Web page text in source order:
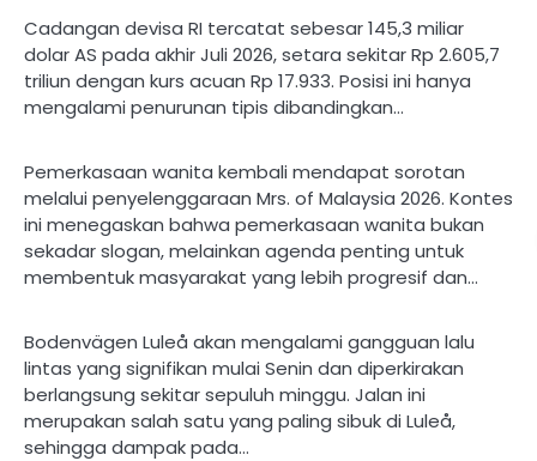
Cadangan devisa RI tercatat sebesar 145,3 miliar
dolar AS pada akhir Juli 2026, setara sekitar Rp 2.605,7
triliun dengan kurs acuan Rp 17.933. Posisi ini hanya
mengalami penurunan tipis dibandingkan…
Pemerkasaan wanita kembali mendapat sorotan
melalui penyelenggaraan Mrs. of Malaysia 2026. Kontes
ini menegaskan bahwa pemerkasaan wanita bukan
sekadar slogan, melainkan agenda penting untuk
membentuk masyarakat yang lebih progresif dan…
Bodenvägen Luleå akan mengalami gangguan lalu
lintas yang signifikan mulai Senin dan diperkirakan
berlangsung sekitar sepuluh minggu. Jalan ini
merupakan salah satu yang paling sibuk di Luleå,
sehingga dampak pada…